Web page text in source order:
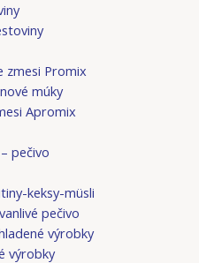
zmesi Promix
múky
Apromix
pečivo
keksy-müsli
pečivo
výrobky
výrobky